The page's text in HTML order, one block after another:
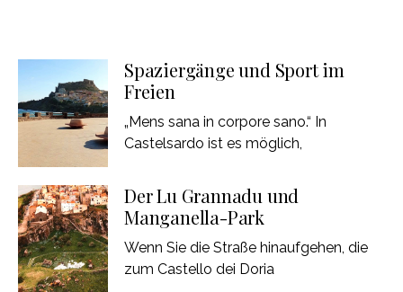
Spaziergänge und Sport im
Freien
„Mens sana in corpore sano.“ In
Castelsardo ist es möglich,
Der Lu Grannadu und
Manganella-Park
Wenn Sie die Straße hinaufgehen, die
zum Castello dei Doria